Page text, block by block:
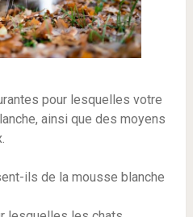
pour lesquelles votre
ainsi que des moyens
ils de la mousse blanche